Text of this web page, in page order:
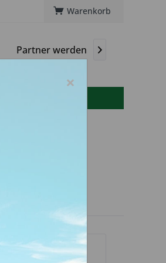
Warenkorb
Partner werden 
Captur
×